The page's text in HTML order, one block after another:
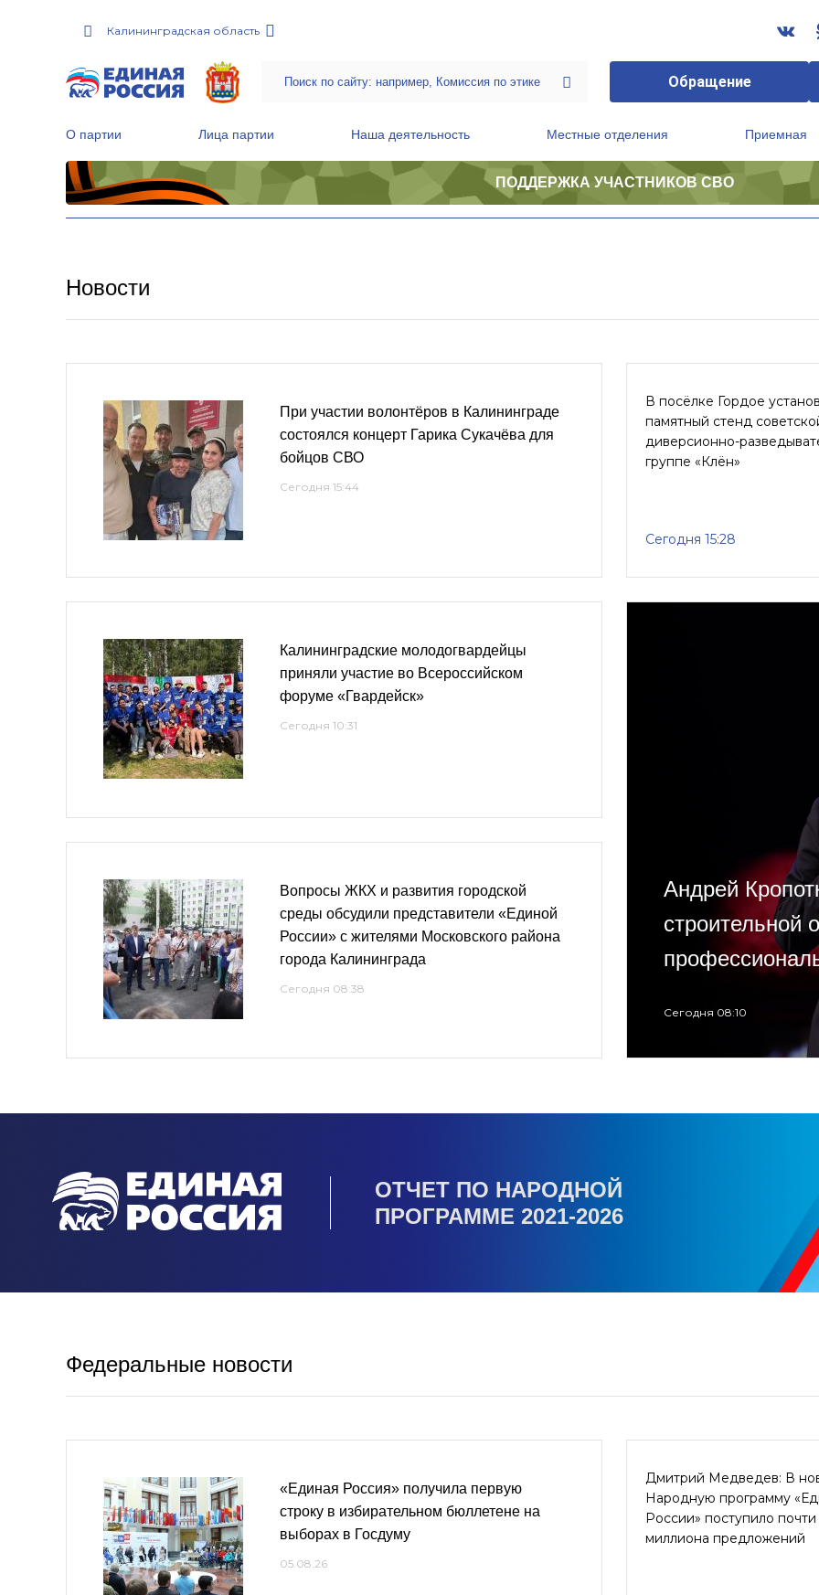
Калининградская область
Обращение
О партии Лица партии Наша деятельность Местные отделения Приемная
ПОДДЕРЖКА УЧАСТНИКОВ СВО
Новости
При участии волонтёров в Калининграде
состоялся концерт Гарика Сукачёва для
бойцов СВО
Сегодня 15:44
В посёлке Гордое
памятный стенд
диверсионно-
группе «Клён»
Сегодня 15:28
Калининградские молодогвардейцы
приняли участие во Всероссийском
форуме «Гвардейск»
Сегодня 10:31
Вопросы ЖКХ и развития городской
среды обсудили представители «Единой
России» с жителями Московского района
города Калининграда
Сегодня 08:38
Андрей
строительной
Сегодня 08:10
ОТЧЕТ ПО НАРОДНОЙ
ПРОГРАММЕ 2021-2026
Федеральные новости
«Единая Россия» получила первую
строку в избирательном бюллетене на
выборах в Госдуму
05.08.26
Дмитрий Медведев: В
Народную программу
России» поступило почти
миллиона предложений